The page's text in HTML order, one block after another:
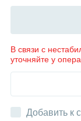
В связи с
уточняйте у
Добавить к